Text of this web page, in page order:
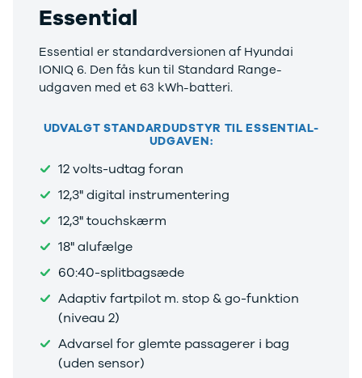
Over 500.000
Billig elbil
under
250.000 kr.
områder
Se alle byer
Birkerød
Esbjerg
Hillerød
Holbæk
Hørsholm
Kalundborg
Ringkøbing
Silkeborg
Essential
Essential er standardversionen af Hyundai
IONIQ 6. Den fås kun til Standard Range-
udgaven med et 63 kWh-batteri.
UDVALGT STANDARDUDSTYR TIL ESSENTIAL-
UDGAVEN:
12 volts-udtag foran
12,3" digital instrumentering
12,3" touchskærm
18" alufælge
60:40-splitbagsæde
Adaptiv fartpilot m. stop & go-funktion
(niveau 2)
Advarsel for glemte passagerer i bag
(uden sensor)